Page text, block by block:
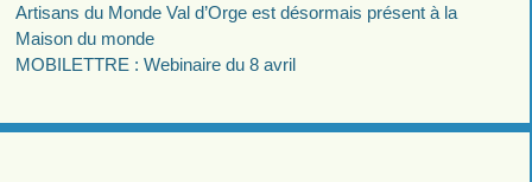
Artisans du Monde Val d’Orge est désormais présent à la
Maison du monde
MOBILETTRE : Webinaire du 8 avril